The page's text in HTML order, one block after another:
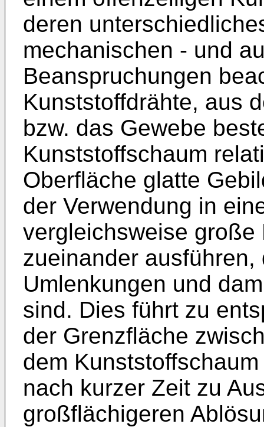
deren
mechanischen - und
Beanspruchungen
Kunststoffdrähte, aus
bzw. das Gewebe
Kunststoffschaum
Oberfläche glatte
der Verwendung in
vergleichsweise
zueinander
Umlenkungen und
sind. Dies führt zu
der Grenzfläche
dem
nach kurzer Zeit zu
großflächigeren